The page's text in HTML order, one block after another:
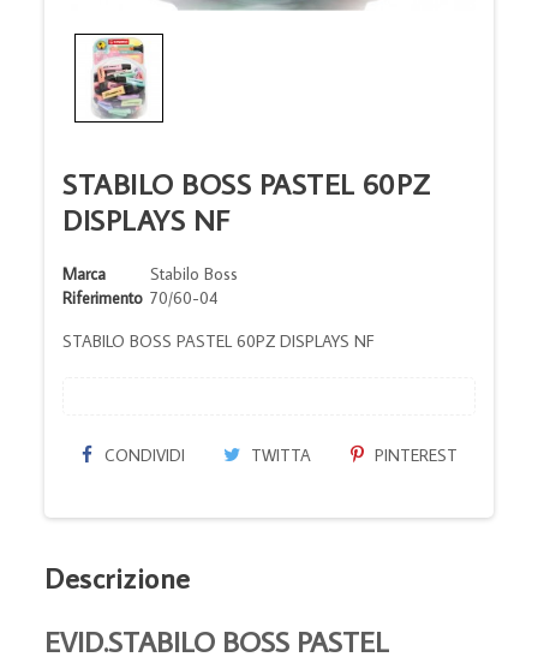
STABILO BOSS PASTEL 60PZ
DISPLAYS NF
Marca
Stabilo Boss
Riferimento 70/60-04
STABILO BOSS PASTEL 60PZ DISPLAYS NF
CONDIVIDI TWITTA PINTEREST
Descrizione
EVID.STABILO BOSS PASTEL